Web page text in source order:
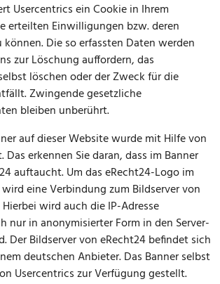
Usercentrics ein Cookie in Ihrem
erteilten Einwilligungen bzw. deren
Die so erfassten Daten werden
zur Löschung auffordern, das
löschen oder der Zweck für die
Zwingende gesetzliche
bleiben unberührt.
auf dieser Website wurde mit Hilfe von
erkennen Sie daran, dass im Banner
auftaucht. Um das eRecht24-Logo im
eine Verbindung zum Bildserver von
wird auch die IP-Adresse
nur in anonymisierter Form in den Server-
Der Bildserver von eRecht24 befindet sich
deutschen Anbieter. Das Banner selbst
Usercentrics zur Verfügung gestellt.